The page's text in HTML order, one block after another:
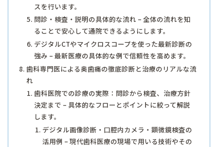
スを行います。
問診・検査・説明の具体的な流れ – 全体の流れを知
ることで安心して通院できるようにします。
デジタルCTやマイクロスコープを使った最新診断の
強み – 最新医療の具体的な例で信頼性を高めます。
歯科専門医による奥歯痛の徹底診断と治療のリアルな流
れ
歯科医院での診療の実際：問診から検査、治療方針
決定まで – 具体的なフローとポイントに絞って解説
します。
デジタル画像診断・口腔内カメラ・顕微鏡検査の
活用例 – 現代歯科医療の現場で用いる技術やその